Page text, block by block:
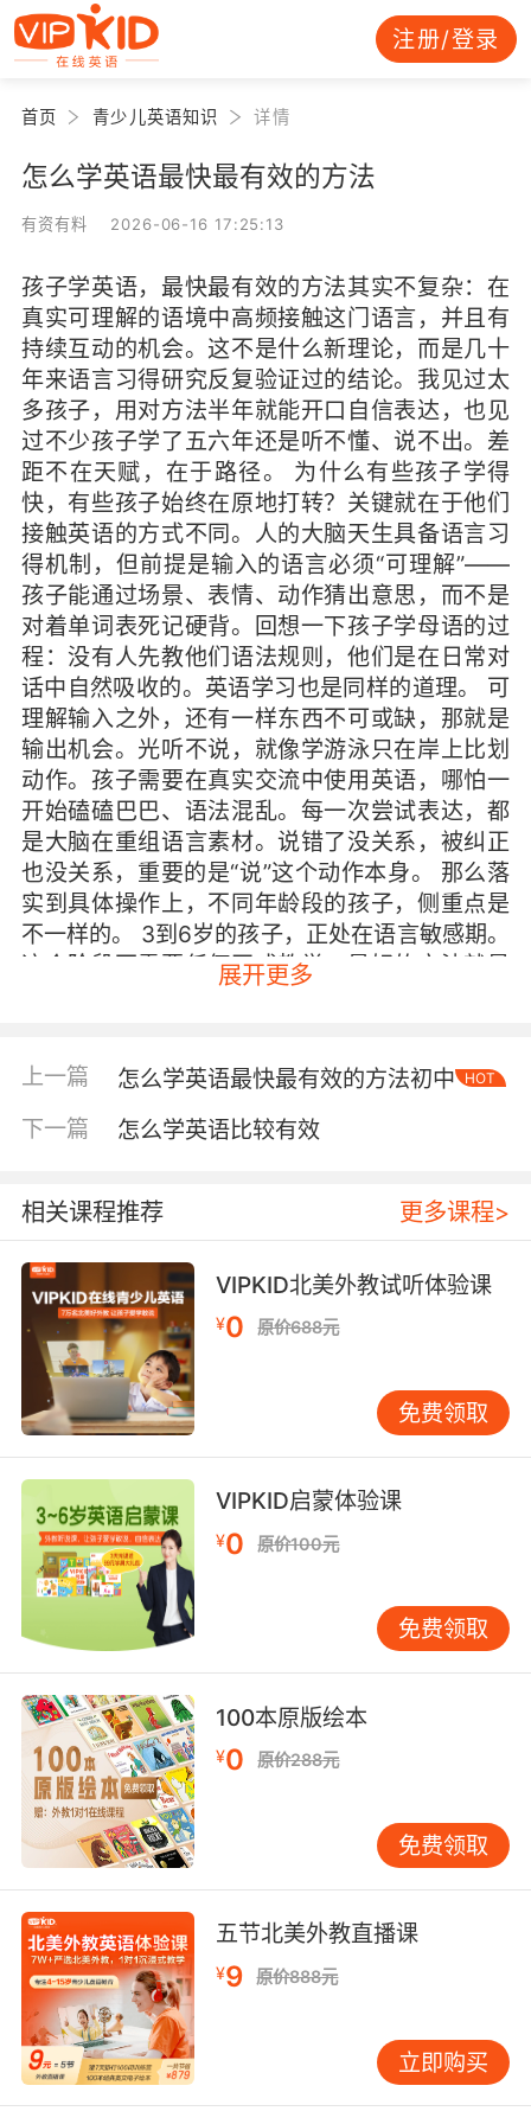
注册/登录
首页 青少儿英语知识 详情
怎么学英语最快最有效的方法
有资有料 2026-06-16 17:25:13
孩子学英语，最快最有效的方法其实不复杂：在
真实可理解的语境中高频接触这门语言，并且有
持续互动的机会。这不是什么新理论，而是几十
年来语言习得研究反复验证过的结论。我见过太
多孩子，用对方法半年就能开口自信表达，也见
过不少孩子学了五六年还是听不懂、说不出。差
距不在天赋，在于路径。 为什么有些孩子学得
快，有些孩子始终在原地打转？关键就在于他们
接触英语的方式不同。人的大脑天生具备语言习
得机制，但前提是输入的语言必须“可理解”——
孩子能通过场景、表情、动作猜出意思，而不是
对着单词表死记硬背。回想一下孩子学母语的过
程：没有人先教他们语法规则，他们是在日常对
话中自然吸收的。英语学习也是同样的道理。 可
理解输入之外，还有一样东西不可或缺，那就是
输出机会。光听不说，就像学游泳只在岸上比划
动作。孩子需要在真实交流中使用英语，哪怕一
开始磕磕巴巴、语法混乱。每一次尝试表达，都
是大脑在重组语言素材。说错了没关系，被纠正
也没关系，重要的是“说”这个动作本身。 那么落
实到具体操作上，不同年龄段的孩子，侧重点是
不一样的。 3到6岁的孩子，正处在语言敏感期。
这个阶段不需要任何正式教学，最好的方法就是
“玩英语”。英文儿歌、原版动画、绘本故事，让
到20分钟，陪孩子一起看、一起听、一起模仿。
比如看一集《小猪佩奇》英文版，看完后和孩子
简单聊聊剧情，哪怕用中文聊，只要过程中穿插
几个英文词，孩子就会慢慢建立语感。这个年龄
这几年，后面会省很多力。 7到12岁的孩子，已
经具备了一定的认知能力，可以开始系统学习，
但方式依然要以兴趣为导向。分级阅读是这个阶
段非常有效的工具。从简单的绘本过渡到桥梁
书，再到章节书，让孩子在阅读中自然积累词汇
和句型。我常跟家长说，不要急着让孩子查字
典，先让他们享受故事。一个词在书中出现七八
次，孩子自然就记住了，这种记忆比背单词表牢
固得多。同时可以引入一些有趣的配音练习，让
孩子给喜欢的动画角色配音，既练发音又练表
达，孩子玩得开心，学习效果反而更好。 13到18
岁的青少年，面临升学压力，时间紧任务重。这
个阶段需要更高效的方法。我的建议是把英语学
习和真实使用场景绑定。与其刷题背范文，不如
让孩子用英语做一件他本来就感兴趣的事。喜欢
篮球的孩子可以看NBA英文解说，喜欢科技的孩
子可以读英文科技博客，喜欢音乐的孩子可以学
唱英文歌并理解歌词含义。当英语变成获取信息
的工具而非学习任务时，进步速度会明显加快。
写作方面，可以让孩子用英文写日记或影评，每
次不用多，三五句话也行，关键是养成用英语思
考的习惯。 还有一个贯穿所有年龄段的核心要
素，就是高频接触。每天15分钟的效果，远远好
过周末集中两小时。语言学习不怕慢，就怕断。
大脑需要持续刺激才能形成稳固的神经连接，三
天打鱼两天晒网，每次都要重新预热，效率极
低。 说了这么多方法，家长可能会觉得无从下
手。其实最关键的一步，是给孩子找到一个能持
续提供可理解输入和互动输出的环境。如果家长
自己英语不错，可以在家营造双语氛围；如果条
展开更多
上一篇 怎么学英语最快最有效的方法初中 HOT
下一篇 怎么学英语比较有效
相关课程推荐 更多课程>
VIPKID北美外教试听体验课
¥0 原价688元
免费领取
VIPKID启蒙体验课
¥0 原价100元
免费领取
100本原版绘本
¥0 原价288元
免费领取
五节北美外教直播课
¥9 原价888元
立即购买